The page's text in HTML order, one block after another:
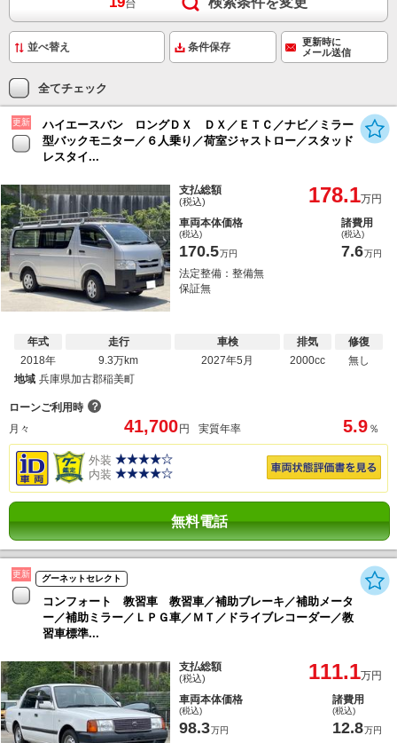
台
条件保存
更新時に
メール送信
全てチェック
更新
ハイエースバン ロングＤＸ ＤＸ／ＥＴＣ／ナビ／ミラー
型バックモニター／６人乗り／荷室ジャストロー／スタッド
レスタイ...
支払総額
(税込) 178.1万円
車両本体価格
(税込)
170.5万円
諸費用
(税込)
7.6万円
法定整備：整備無
保証無
年式
2018年
走行
9.3万km
車検
2027年5月
排気
2000cc
修復
無し
地域 兵庫県加古郡稲美町
ローンご利用時 ？
月々
41,700 円 実質年率 5.9 ％
外装
内装
無料電話
更新 グーネットセレクト
コンフォート 教習車 教習車／補助ブレーキ／補助メータ
ー／補助ミラー／ＬＰＧ車／ＭＴ／ドライブレコーダー／教
習車標準...
支払総額
(税込) 111.1万円
車両本体価格
(税込)
98.3万円
諸費用
(税込)
12.8万円